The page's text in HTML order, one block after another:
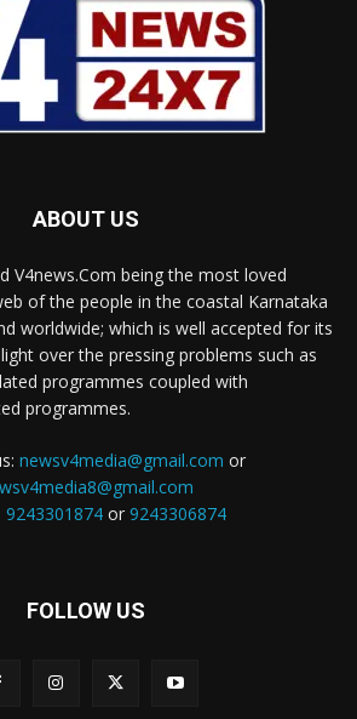
ABOUT US
V4news.Com being the most loved
of the people in the coastal Karnataka
worldwide; which is well accepted for its
over the pressing problems such as
programmes coupled with
programmes.
newsv4media@gmail.com or
9243301874or 9243306874
FOLLOW US